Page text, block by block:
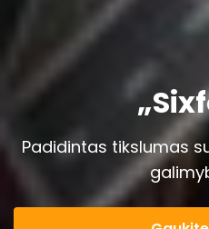
Padidintas tikslumas